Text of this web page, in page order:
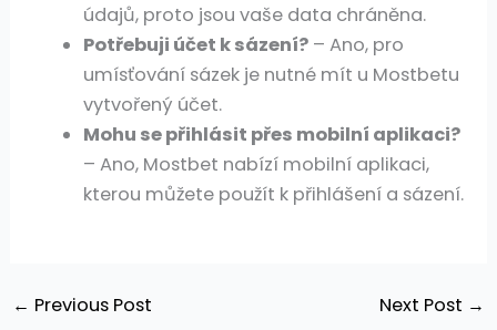
údajů, proto jsou vaše data chráněna.
Potřebuji účet k sázení?– Ano, pro
umísťování sázek je nutné mít u Mostbetu
vytvořený účet.
Mohu se přihlásit přes mobilní aplikaci?
– Ano, Mostbet nabízí mobilní aplikaci,
kterou můžete použít k přihlášení a sázení.
← Previous Post Next Post →